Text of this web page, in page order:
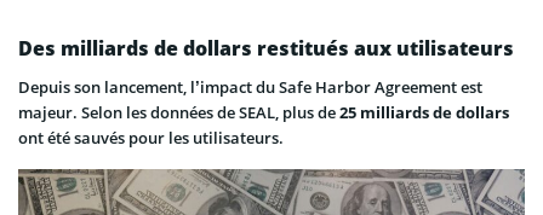
Des milliards de dollars restitués aux utilisateurs
Depuis son lancement, l’impact du Safe Harbor Agreement est
majeur. Selon les données de SEAL, plus de25 milliards de dollars
ont été sauvés pour les utilisateurs.